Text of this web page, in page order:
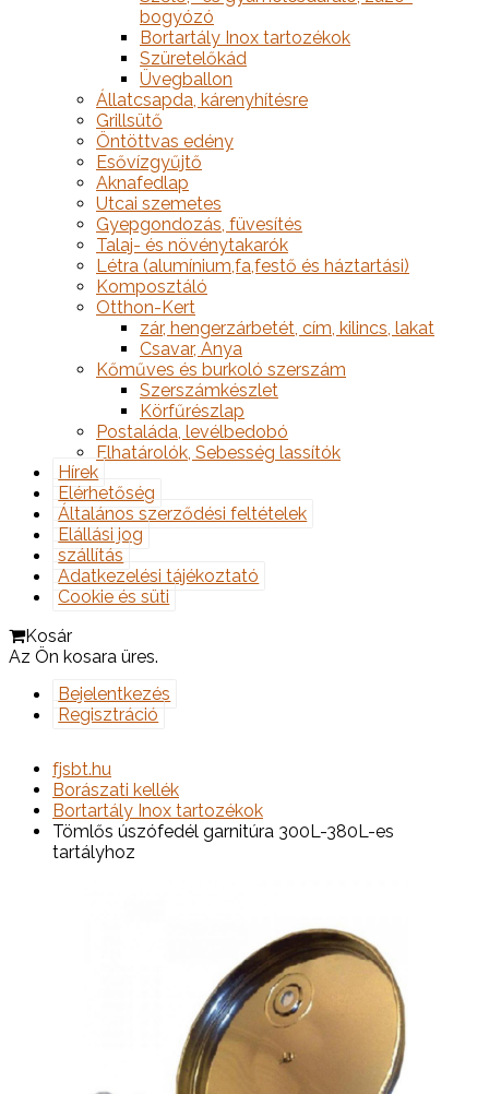
bogyózó
Bortartály Inox tartozékok
Szüretelőkád
Üvegballon
Állatcsapda, kárenyhítésre
Grillsütő
Öntöttvas edény
Esővízgyűjtő
Aknafedlap
Utcai szemetes
Gyepgondozás, füvesítés
Talaj- és növénytakarók
Létra (alumínium,fa,festő és háztartási)
Komposztáló
Otthon-Kert
zár, hengerzárbetét, cím, kilincs, lakat
Csavar, Anya
Kőműves és burkoló szerszám
Szerszámkészlet
Körfűrészlap
Postaláda, levélbedobó
Elhatárolók, Sebesség lassítók
Hírek
Elérhetőség
Általános szerződési feltételek
Elállási jog
szállítás
Adatkezelési tájékoztató
Cookie és süti
Kosár
Az Ön kosara üres.
Bejelentkezés
Regisztráció
fjsbt.hu
Borászati kellék
Bortartály Inox tartozékok
Tömlős úszófedél garnitúra 300L-380L-es
tartályhoz